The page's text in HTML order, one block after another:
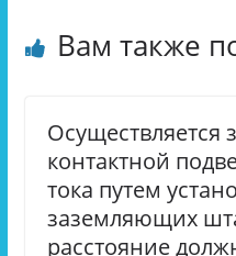
Вам также
Осуществляется
контактной
тока путем
заземляющих
расстояние